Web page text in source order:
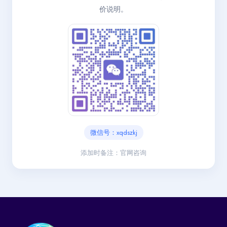
价说明。
微信号：xqdszkj
添加时备注：官网咨询